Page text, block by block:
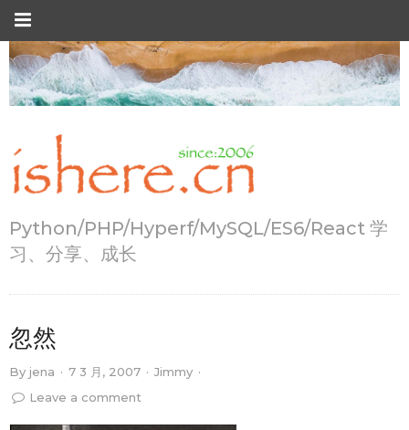
Python/PHP/Hyperf/MySQL/ES6/React 学
习、分享、成长
忽然
By jena · 7 3 月, 2007 · Jimmy ·
Leave a comment